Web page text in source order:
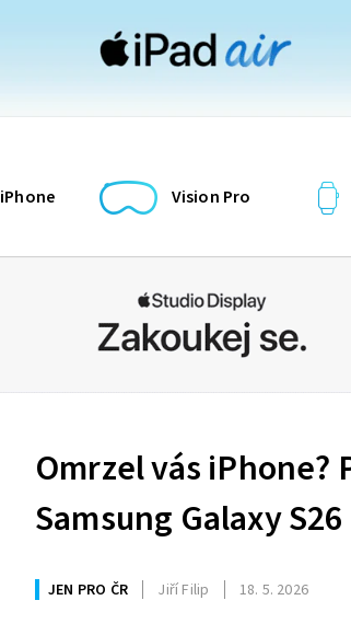
iPhone Vision Pro
Omrzel vás
Samsung Galaxy S26
JEN PRO ČR Jiří Filip 18. 5. 2026